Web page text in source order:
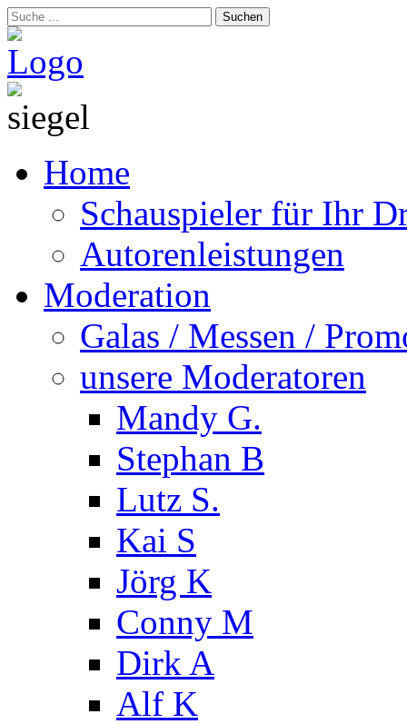
Suchen
Home
Schauspieler für Ihr
Autorenleistungen
Moderation
Galas / Messen /
unsere Moderatoren
Mandy G.
Stephan B
Lutz S.
Kai S
Jörg K
Conny M
Dirk A
Alf K